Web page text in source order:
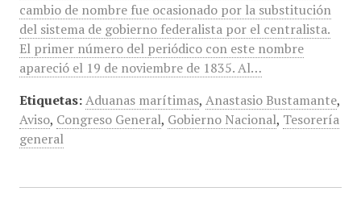
cambio de nombre fue ocasionado por la substitución
del sistema de gobierno federalista por el centralista.
El primer número del periódico con este nombre
apareció el 19 de noviembre de 1835. Al…
Etiquetas: Aduanas marítimas, Anastasio Bustamante,
Aviso, Congreso General, Gobierno Nacional, Tesorería
general